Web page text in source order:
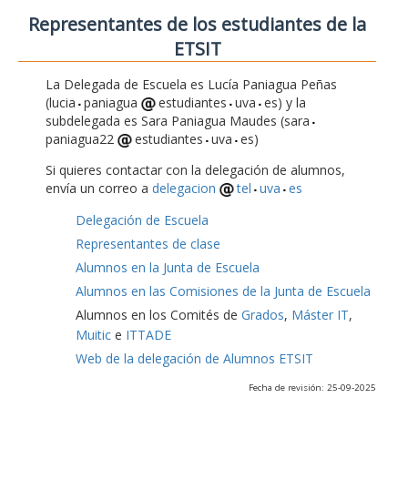
Representantes de los estudiantes de la
ETSIT
La Delegada de Escuela es Lucía Paniagua Peñas
(lucia paniagua estudiantes uva es) y la
subdelegada es Sara Paniagua Maudes (sara
paniagua22
estudiantes uva es)
Si quieres contactar con la delegación de alumnos,
envía un correo a delegacion tel uva es
Delegación de Escuela
Representantes de clase
Alumnos en la Junta de Escuela
Alumnos en las Comisiones de la Junta de Escuela
Alumnos en los Comités de Grados, Máster IT,
Muitic e ITTADE
Web de la delegación de Alumnos ETSIT
Fecha de revisión: 25-09-2025